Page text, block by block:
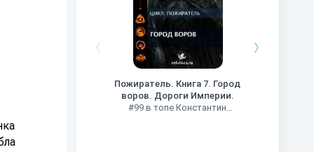
Пожиратель. Книга 7. Город
воров. Дороги Империи.
#99 в топе Константин